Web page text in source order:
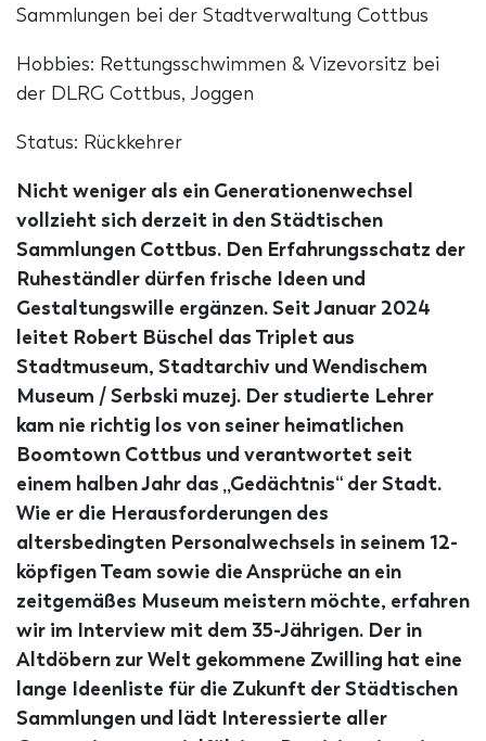
Sammlungen bei der Stadtverwaltung Cottbus
Hobbies: Rettungsschwimmen & Vizevorsitz bei
der DLRG Cottbus, Joggen
Status: Rückkehrer
Nicht weniger als ein Generationenwechsel
vollzieht sich derzeit in den Städtischen
Sammlungen Cottbus. Den Erfahrungsschatz der
Ruheständler dürfen frische Ideen und
Gestaltungswille ergänzen. Seit Januar 2024
leitet Robert Büschel das Triplet aus
Stadtmuseum, Stadtarchiv und Wendischem
Museum / Serbski muzej. Der studierte Lehrer
kam nie richtig los von seiner heimatlichen
Boomtown Cottbus und verantwortet seit
einem halben Jahr das „Gedächtnis“ der Stadt.
Wie er die Herausforderungen des
altersbedingten Personalwechsels in seinem 12-
köpfigen Team sowie die Ansprüche an ein
zeitgemäßes Museum meistern möchte, erfahren
wir im Interview mit dem 35-Jährigen. Der in
Altdöbern zur Welt gekommene Zwilling hat eine
lange Ideenliste für die Zukunft der Städtischen
Sammlungen und lädt Interessierte aller